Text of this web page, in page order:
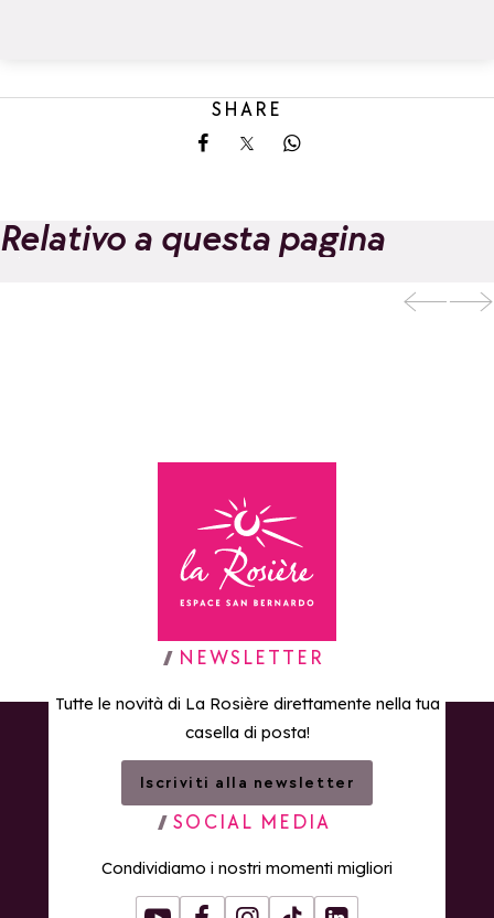
SHARE
Share on Facebook
Share on XShare on Whatsapp
Relativo a questa pagina
Torna alla home page
NEWSLETTER
Tutte le novità di La Rosière direttamente nella tua
casella di posta!
Iscriviti alla newsletter
SOCIAL MEDIA
Condividiamo i nostri momenti migliori